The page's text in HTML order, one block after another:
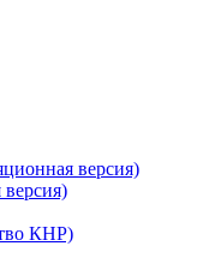
версия)
КНР)